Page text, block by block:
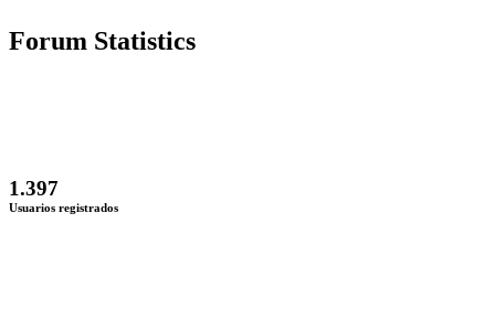
Forum Statistics
1.397
Usuarios registrados